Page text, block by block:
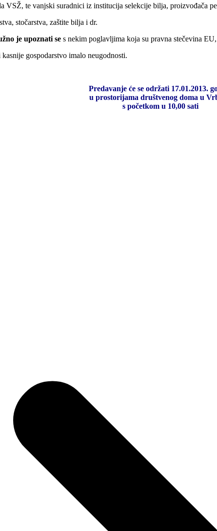
VSŽ, te vanjski suradnici iz institucija selekcije bilja, proizvođača
stočarstva, zaštite bilja i dr.
je upoznati se s nekim poglavljima koja su pravna stečevina
gospodarstvo imalo neugodnosti.
Predavanje će se održati 17.01.2013.
u prostorijama društvenog doma u
s početkom u 10,00 sati